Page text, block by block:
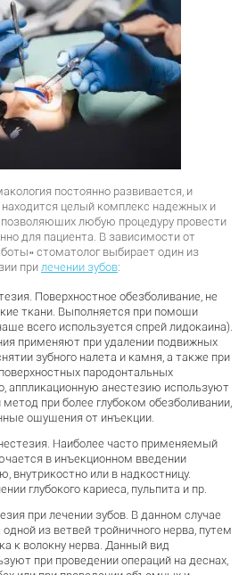
постоянно развивается, и
находится целый комплекс надежных и
любую процедуру провести
для пациента. В зависимости от
стоматолог выбирает один из
при лечении зубов:
Поверхностное обезболивание, не
ткани. Выполняется при помощи
всего используется спрей лидокаина).
применяют при удалении подвижных
зубного налета и камня, а также при
пародонтальных
аппликационную анестезию используют
при более глубоком обезболивании,
ощущения от инъекции.
Наиболее часто применяемый
в инъекционном введении
внутрикостно или в надкостницу.
глубокого кариеса, пульпита и пр.
при лечении зубов. В данном случае
из ветвей тройничного нерва, путем
к волокну нерва. Данный вид
при проведении операций на деснах,